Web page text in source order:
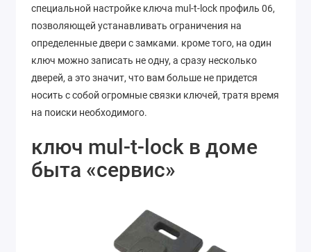
специальной настройке ключа mul-t-lock профиль 06,
позволяющей устанавливать ограничения на
определенные двери с замками. кроме того, на один
ключ можно записать не одну, а сразу несколько
дверей, а это значит, что вам больше не придется
носить с собой огромные связки ключей, тратя время
на поиски необходимого.
ключ mul-t-lock в доме
быта «сервис»